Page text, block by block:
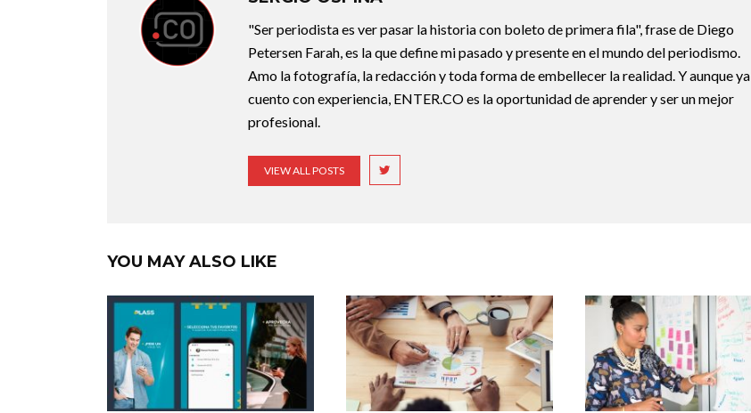
"Ser periodista es ver pasar la historia con boleto de primera fila", frase de Diego
Petersen Farah, es la que define mi pasado y presente en el mundo del periodismo.
Amo la fotografía, la redacción y toda forma de embellecer la realidad. Y aunque ya
cuento con experiencia, ENTER.CO es la oportunidad de aprender y ser un mejor
profesional.
VIEW ALL POSTS
YOU MAY ALSO LIKE